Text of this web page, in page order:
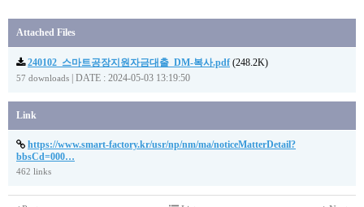
Attached Files
240102_스마트공장지원자금대출_DM-복사.pdf (248.2K)
57 downloads DATE : 2024-05-03 13:19:50
Link
https://www.smart-factory.kr/usr/np/nm/ma/noticeMatterDetail?
bbsCd=000…
462 links